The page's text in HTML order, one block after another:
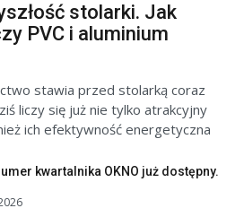
stolarki. Jak
PVC i aluminium
stawia przed stolarką coraz
liczy się już nie tylko atrakcyjny
ich efektywność energetyczna
kwartalnika OKNO już dostępny.